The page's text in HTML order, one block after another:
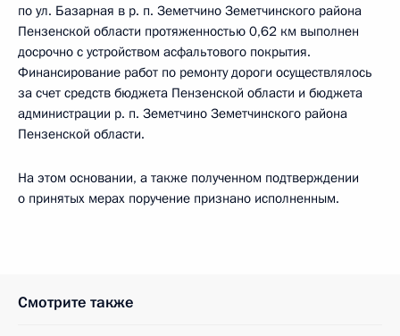
по ул. Базарная в р. п. Земетчино Земетчинского района
Пензенской области протяженностью 0,62 км выполнен
досрочно с устройством асфальтового покрытия.
Финансирование работ по ремонту дороги осуществлялось
за счет средств бюджета Пензенской области и бюджета
администрации р. п. Земетчино Земетчинского района
Пензенской области.
На этом основании, а также полученном подтверждении
о принятых мерах поручение признано исполненным.
Смотрите также